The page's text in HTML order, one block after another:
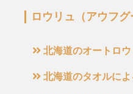
ロウリュ（アウフ
北海道のオートロ
北海道のタオルに